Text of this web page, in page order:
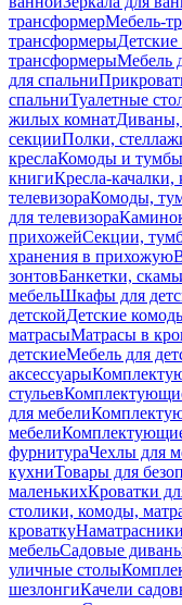
трансформерМебель-
трансформеры
трансформерыМебель
для спальни
спальниТуалетные
жилых комнатДиваны,
секцииПолки,
креслаКомоды и тумбы
книгиКресла-качалки,
телевизораКомоды,
для телевизора
прихожейСекции,
хранения в прихожую
зонтовБанкетки,
мебельШкафы для
детскойДетские
матрасыМатрасы в
детскиеМебель для
аксессуары
стульев
для мебели
мебели
фурнитураЧехлы для
кухниТовары для
маленькихКроватки
столики, комоды,
кроватку
мебельСадовые
уличные столы
шезлонгиКачели